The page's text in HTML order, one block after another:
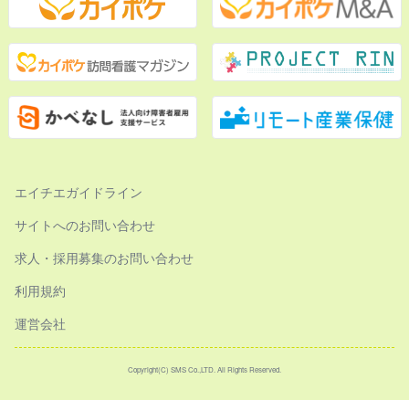
エイチエガイドライン
サイトへのお問い合わせ
求人・採用募集のお問い合わせ
利用規約
運営会社
Copyright(C) SMS Co.,LTD. All Rights Reserved.